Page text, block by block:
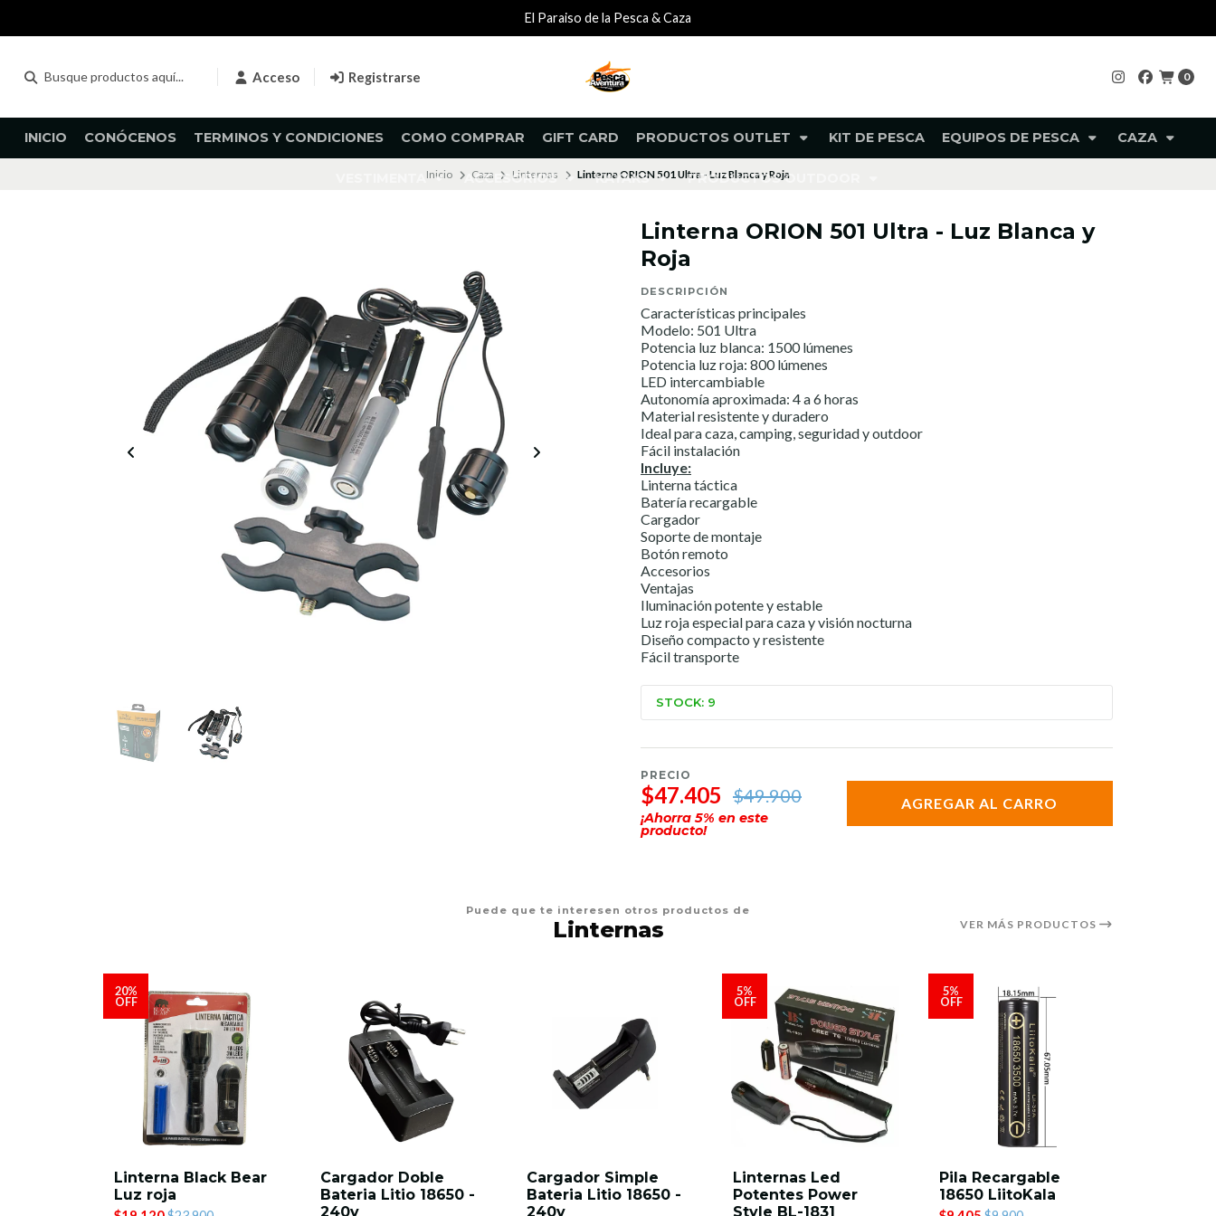
Acceso Registrarse 0
INICIO CONÓCENOS TERMINOS Y CONDICIONES COMO COMPRAR GIFT CARD PRODUCTOS OUTLET KIT DE PESCA EQUIPOS DE PESCA CAZA
VESTIMENTA ACCESORIOS KAYAKS PRODUCTOS OUTDOOR
El Paraiso de la Pesca & Caza
Inicio Caza Linternas Linterna ORION 501 Ultra - Luz Blanca y Roja
Linterna ORION 501 Ultra - Luz Blanca y
Roja
DESCRIPCIÓN
Características principales
Modelo: 501 Ultra
Potencia luz blanca: 1500 lúmenes
Potencia luz roja: 800 lúmenes
LED intercambiable
Autonomía aproximada: 4 a 6 horas
Material resistente y duradero
Ideal para caza, camping, seguridad y outdoor
Fácil instalación
Incluye:
Linterna táctica
Batería recargable
Cargador
Soporte de montaje
Botón remoto
Accesorios
Ventajas
Iluminación potente y estable
Luz roja especial para caza y visión nocturna
Diseño compacto y resistente
Fácil transporte
STOCK: 9
PRECIO
$47.405 $49.900
¡Ahorra5% en este
producto!
AGREGAR AL CARRO
Puede que te interesen otros productos de
Linternas VER MÁS PRODUCTOS
20%
OFF
Linterna Black Bear
Luz roja
Cargador Doble
Bateria Litio 18650 -
240v
Cargador Simple
Bateria Litio 18650 -
240v
5%
OFF
Linternas Led
Potentes Power
Style BL-1831
5%
OFF
Pila Recargable
18650 LiitoKala